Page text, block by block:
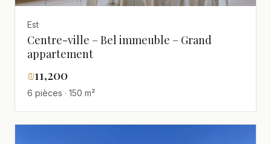
Est
Centre-ville – Bel immeuble – Grand
appartement
₪11,200
6 pièces · 150 m²